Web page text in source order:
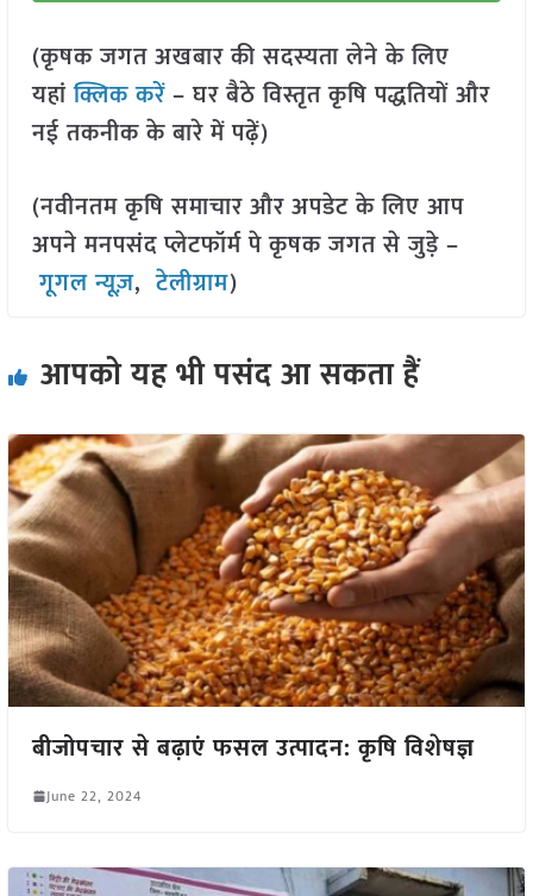
(कृषक जगत अखबार की सदस्यता लेने के लिए
यहांक्लिक करें– घर बैठे विस्तृत कृषि पद्धतियों और
नई तकनीक के बारे में पढ़ें)
(नवीनतम कृषि समाचार और अपडेट के लिए आप
अपने मनपसंद प्लेटफॉर्म पे कृषक जगत से जुड़े –
गूगल न्यूज़,टेलीग्राम)
आपको यह भी पसंद आ सकता हैं
बीजोपचार से बढ़ाएं फसल उत्पादन: कृषि विशेषज्ञ
June 22, 2024